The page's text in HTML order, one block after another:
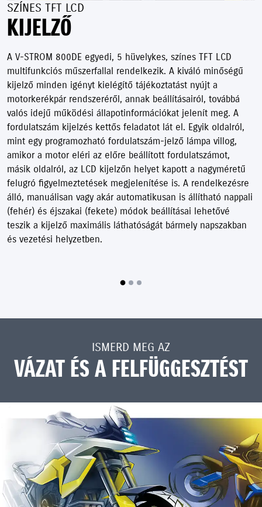
SZÍNES TFT LCD
KIJELZŐ
A V-STROM 800DE egyedi, 5 hüvelykes, színes TFT LCD
multifunkciós műszerfallal rendelkezik. A kiváló minőségű
kijelző minden igényt kielégítő tájékoztatást nyújt a
motorkerékpár rendszeréről, annak beállításairól, továbbá
valós idejű működési állapotinformációkat jelenít meg. A
fordulatszám kijelzés kettős feladatot lát el. Egyik oldalról,
mint egy programozható fordulatszám-jelző lámpa villog,
amikor a motor eléri az előre beállított fordulatszámot,
másik oldalról, az LCD kijelzőn helyet kapott a nagyméretű
felugró figyelmeztetések megjelenítése is. A rendelkezésre
álló, manuálisan vagy akár automatikusan is állítható nappali
(fehér) és éjszakai (fekete) módok beállításai lehetővé
teszik a kijelző maximális láthatóságát bármely napszakban
és vezetési helyzetben.
ISMERD MEG AZ
VÁZAT ÉS A FELFÜGGESZTÉST